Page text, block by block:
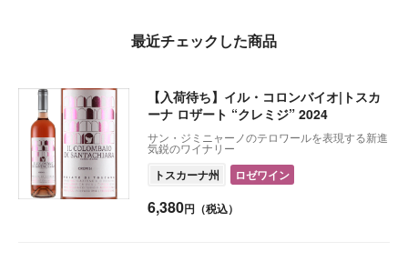
最近チェックした商品
【入荷待ち】イル・コロンバイオ|トスカ
ーナ ロザート “クレミジ” 2024
サン・ジミニャーノのテロワールを表現する新進
気鋭のワイナリー
トスカーナ州 ロゼワイン
6,380円（税込）